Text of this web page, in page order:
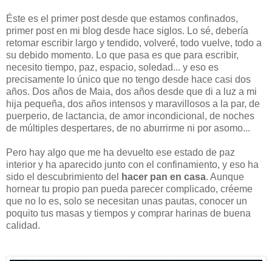
Éste es el primer post desde que estamos confinados,
primer post en mi blog desde hace siglos. Lo sé, debería
retomar escribir largo y tendido, volveré, todo vuelve, todo a
su debido momento. Lo que pasa es que para escribir,
necesito tiempo, paz, espacio, soledad... y eso es
precisamente lo único que no tengo desde hace casi dos
años. Dos años de Maia, dos años desde que di a luz a mi
hija pequeña, dos años intensos y maravillosos a la par, de
puerperio, de lactancia, de amor incondicional, de noches
de múltiples despertares, de no aburrirme ni por asomo...
Pero hay algo que me ha devuelto ese estado de paz
interior y ha aparecido junto con el confinamiento, y eso ha
sido el descubrimiento del
hacer pan en casa. Aunque
hornear tu propio pan pueda parecer complicado, créeme
que no lo es, solo se necesitan unas pautas, conocer un
poquito tus masas y tiempos y comprar harinas de buena
calidad.